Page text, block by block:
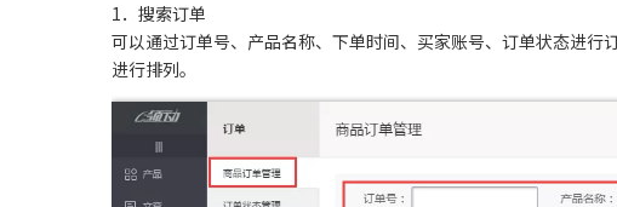
1．搜索订单
可以通过订单号、产品名称、下单时间、买家账号、订单状态进
进行排列。